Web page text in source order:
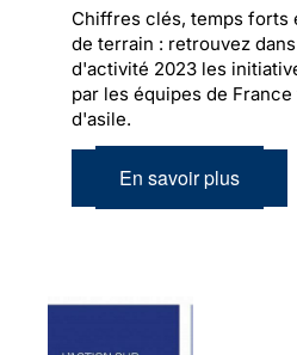
Chiffres clés, temps forts
de terrain : retrouvez
d'activité 2023 les
par les équipes de
d'asile.
En savoir plus